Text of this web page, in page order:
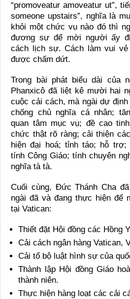
“promoveatur amoveatur ut”,
someone upstairs”, nghĩa là
khỏi một chức vụ nào đó thì
đương sự để mời người ấy
cách lịch sự. Cách làm vui
được chấm dứt.
Trong bài phát biểu dài của
Phanxicô đã liệt kê mười hai
cuộc cải cách, mà ngài dự
chống chủ nghĩa cá nhân;
quan tâm mục vụ; đề cao
chức thật rõ ràng; cải thiện
hiện đại hoá; tỉnh táo; hỗ trợ;
tính Công Giáo; tính chuyên
nghĩa tà tà.
Cuối cùng, Đức Thánh Cha
ngài đã và đang thực hiện để
tại Vatican:
Thiết đặt Hội đồng các Hồng
Cải cách ngân hàng Vatican,
Cải tổ bộ luật hình sự của
Thành lập Hội đồng Giáo
thành niên.
Thực hiện hàng loạt các cải